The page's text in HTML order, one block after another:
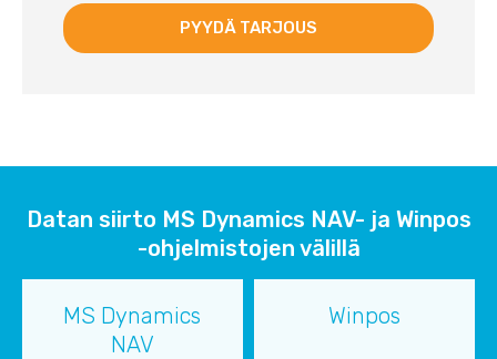
Datan siirto MS Dynamics NAV- ja Winpos
-ohjelmistojen välillä
MS Dynamics
NAV
Winpos